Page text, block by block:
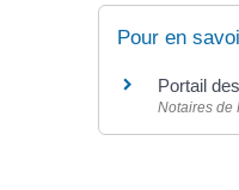
Pour en
Portail
Notaires de